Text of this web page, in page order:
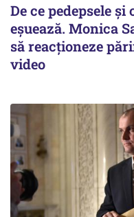
De ce pedepsele
eșuează. Monica
să reacționeze
video